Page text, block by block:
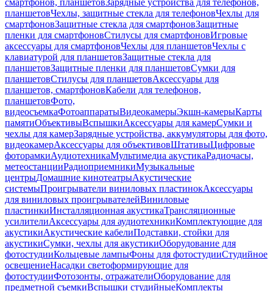
смартфонов, планшетовЗарядные устройства для телефонов,
планшетовЧехлы, защитные стекла для телефоновЧехлы для
смартфоновЗащитные стекла для смартфоновЗащитные
пленки для смартфоновСтилусы для смартфоновИгровые
аксессуары для смартфоновЧехлы для планшетовЧехлы с
клавиатурой для планшетовЗащитные стекла для
планшетовЗащитные пленки для планшетовСумки для
планшетовСтилусы для планшетовАксессуары для
планшетов, смартфоновКабели для телефонов,
планшетовФото,
видеосъемкаФотоаппаратыВидеокамерыЭкшн-камерыКарты
памятиОбъективыВспышкиАксессуары для камерСумки и
чехлы для камерЗарядные устройства, аккумуляторы для фото,
видеокамерАксессуары для объективовШтативыЦифровые
фоторамкиАудиотехникаМультимедиа акустикаРадиочасы,
метеостанцииРадиоприемникиМузыкальные
центрыДомашние кинотеатрыАкустические
системыПроигрыватели виниловых пластинокАксессуары
для виниловых проигрывателейВиниловые
пластинкиИнсталляционная акустикаТрансляционные
усилителиАксессуары для аудиотехникиКомплектующие для
акустикиАкустические кабелиПодставки, стойки для
акустикиСумки, чехлы для акустикиОборудование для
фотостудииКольцевые лампыФоны для фотостудииСтудийное
освещениеНасадки светоформирующие для
фотостудииФотозонты, отражателиОборудование для
предметной съемкиВспышки студийныеКомплекты